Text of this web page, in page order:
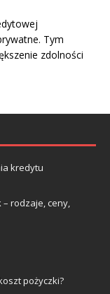
Tym
zdolności
kredytu
rodzaje, ceny,
pożyczki?